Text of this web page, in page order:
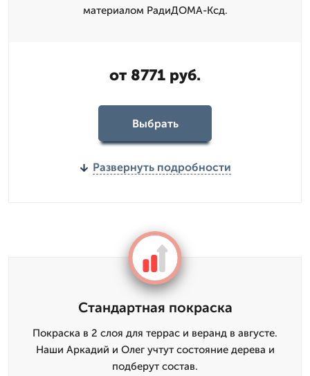
материалом РадиДОМА-Ксд.
от 8771 руб.
Выбрать
Развернуть подробности
Стандартная покраска
Покраска в 2 слоя для террас и веранд в августе.
Наши Аркадий и Олег учтут состояние дерева и
подберут состав.